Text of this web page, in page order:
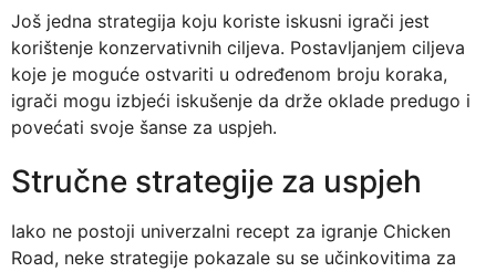
Još jedna strategija koju koriste iskusni igrači jest
korištenje konzervativnih ciljeva. Postavljanjem ciljeva
koje je moguće ostvariti u određenom broju koraka,
igrači mogu izbjeći iskušenje da drže oklade predugo i
povećati svoje šanse za uspjeh.
Stručne strategije za uspjeh
Iako ne postoji univerzalni recept za igranje Chicken
Road, neke strategije pokazale su se učinkovitima za